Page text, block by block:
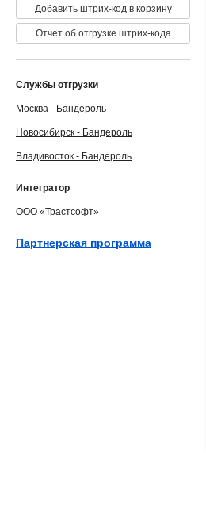
Добавить штрих-код в корзину
Отчет об отгрузке штрих-кода
Службы отгрузки
Москва - Бандероль
Новосибирск - Бандероль
Владивосток - Бандероль
Интегратор
ООО «Трастсофт»
Партнерская программа